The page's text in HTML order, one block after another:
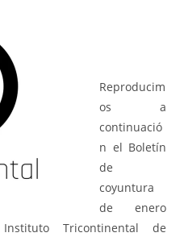
Reproducim
os a
continuació
n el Boletín
de
coyuntura
de enero
Tricontinental de